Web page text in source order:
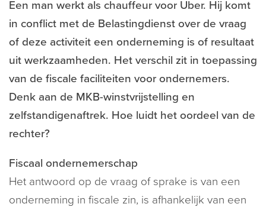
Een man werkt als chauffeur voor Uber. Hij komt
in conflict met de Belastingdienst over de vraag
of deze activiteit een onderneming is of resultaat
uit werkzaamheden. Het verschil zit in toepassing
van de fiscale faciliteiten voor ondernemers.
Denk aan de MKB-winstvrijstelling en
zelfstandigenaftrek. Hoe luidt het oordeel van de
rechter?
Fiscaal ondernemerschap
Het antwoord op de vraag of sprake is van een
onderneming in fiscale zin, is afhankelijk van een